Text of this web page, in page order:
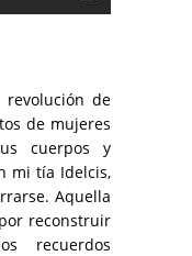
revolución de
de mujeres
cuerpos y
mi tía Idelcis,
Aquella
reconstruir
recuerdos